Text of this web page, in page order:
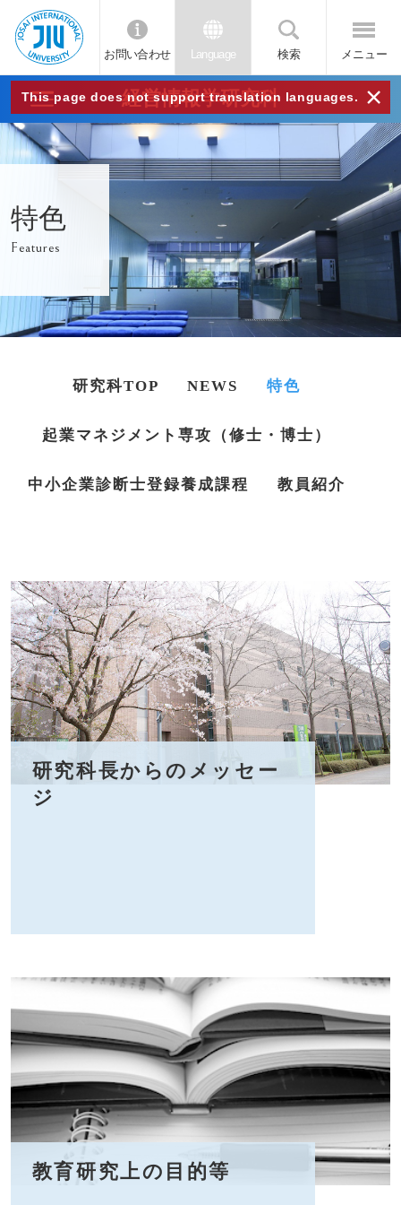
JIU
城西
大学
お問い合わせ Language 検索 メニュー
This page does not support translation languages. ×
経営情報学研究科
特色
Features
研究科TOP NEWS 特色
起業マネジメント専攻（修士・博士）
中小企業診断士登録養成課程 教員紹介
研究科長からのメッセー
ジ
教育研究上の目的等